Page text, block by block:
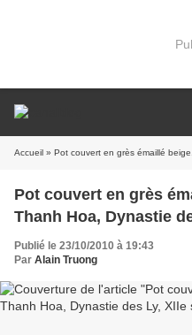
Accueil » Pot couvert en grès émaillé beige.
Pot couvert en grès
Thanh Hoa, Dynastie
Publié le 23/10/2010 à 19:43
Par Alain Truong